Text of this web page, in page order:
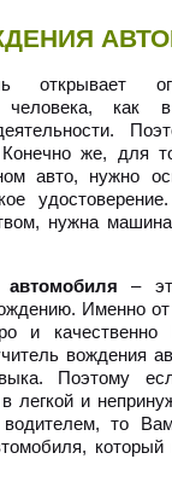
открывает
человека,
же, для
авто, нужно
нужна
–
Именно от
и
вождения
Поэтому
легкой и
то